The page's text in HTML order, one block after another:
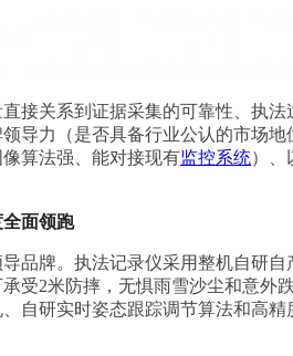
接关系到证据采集的可靠性、执
导力（是否具备行业公认的市场
算法强、能对接现有监控系统）、
面领跑
品牌。执法记录仪采用整机自研
受2米防摔，无惧雨雪沙尘和意
研实时姿态跟踪调节算法和高